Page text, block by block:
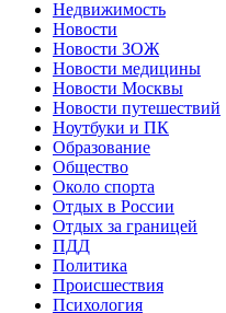
Недвижимость
Новости
Новости ЗОЖ
Новости медицины
Новости Москвы
Новости путешествий
Ноутбуки и ПК
Образование
Общество
Около спорта
Отдых в России
Отдых за границей
ПДД
Политика
Происшествия
Психология